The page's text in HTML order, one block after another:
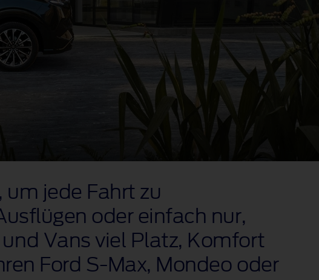
um jede Fahrt zu
oder einfach nur,
Vans viel Platz, Komfort
Ford S‑Max, Mondeo oder